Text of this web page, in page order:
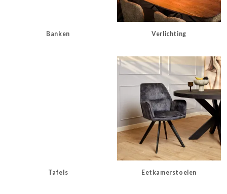
Banken Verlichting
Tafels Eetkamerstoelen